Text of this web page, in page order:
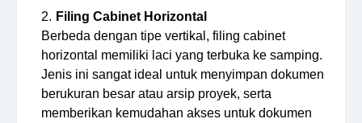
Filing Cabinet Horizontal
Berbeda dengan tipe vertikal, filing cabinet
horizontal memiliki laci yang terbuka ke samping.
Jenis ini sangat ideal untuk menyimpan dokumen
berukuran besar atau arsip proyek, serta
memberikan kemudahan akses untuk dokumen